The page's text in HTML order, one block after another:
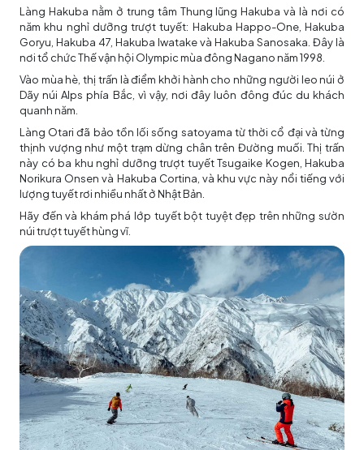
Làng Hakuba nằm ở trung tâm Thung lũng Hakuba và là nơi có
năm khu nghỉ dưỡng trượt tuyết: Hakuba Happo-One, Hakuba
Goryu, Hakuba 47, Hakuba Iwatake và Hakuba Sanosaka. Đây là
nơi tổ chức Thế vận hội Olympic mùa đông Nagano năm 1998.
Vào mùa hè, thị trấn là điểm khởi hành cho những người leo núi ở
Dãy núi Alps phía Bắc, vì vậy, nơi đây luôn đông đúc du khách
quanh năm.
Làng Otari đã bảo tồn lối sống satoyama từ thời cổ đại và từng
thịnh vượng như một trạm dừng chân trên Đường muối. Thị trấn
này có ba khu nghỉ dưỡng trượt tuyết Tsugaike Kogen, Hakuba
Norikura Onsen và Hakuba Cortina, và khu vực này nổi tiếng với
lượng tuyết rơi nhiều nhất ở Nhật Bản.
Hãy đến và khám phá lớp tuyết bột tuyệt đẹp trên những sườn
núi trượt tuyết hùng vĩ.